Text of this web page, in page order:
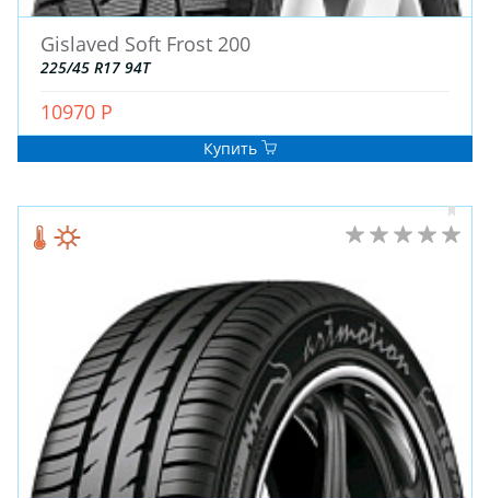
Gislaved Soft Frost 200
225/45 R17 94T
10970 Р
Купить